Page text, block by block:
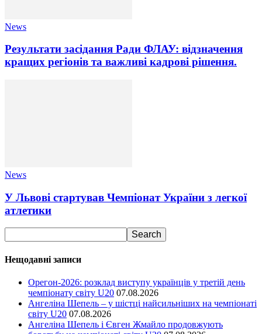
News
Результати засідання Ради ФЛАУ: відзначення
кращих регіонів та важливі кадрові рішення.
News
У Львові стартував Чемпіонат України з легкої
атлетики
Нещодавні записи
Орегон-2026: розклад виступу українців у третій день
чемпіонату світу U20 07.08.2026
Ангеліна Шепель – у шістці найсильніших на чемпіонаті
світу U20 07.08.2026
Ангеліна Шепель і Євген Жмайло продовжують